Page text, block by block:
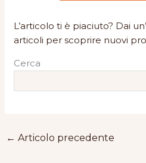
L’articolo ti è piaciuto? Dai
articoli per scoprire nuovi
Cerca
← Articolo precedente